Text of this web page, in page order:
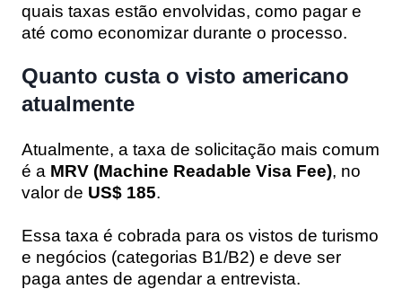
quais taxas estão envolvidas, como pagar e
até como economizar durante o processo.
Quanto custa o visto americano
atualmente
Atualmente, a taxa de solicitação mais comum
é a MRV (Machine Readable Visa Fee), no
valor de US$ 185.
Essa taxa é cobrada para os vistos de turismo
e negócios (categorias B1/B2) e deve ser
paga antes de agendar a entrevista.